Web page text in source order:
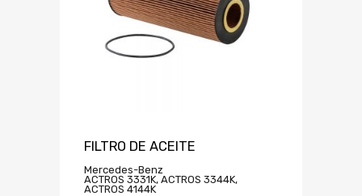
FILTRO DE ACEITE
Mercedes-Benz
ACTROS 3331K, ACTROS 3344K,
ACTROS 4144K